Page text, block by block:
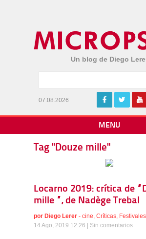
Un blog de Diego
07.08.2026
MENU
Tag "Douze mille"
Locarno 2019: crítica de
mille “, de Nadège Trebal
por Diego Lerer - cine, Críticas, Festivales
14 Ago, 2019 12:26 | Sin comentarios